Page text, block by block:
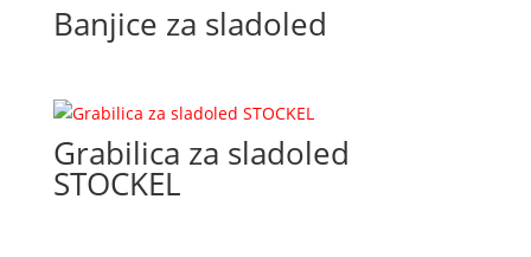
Banjice za sladoled
Grabilica za sladoled
STOCKEL